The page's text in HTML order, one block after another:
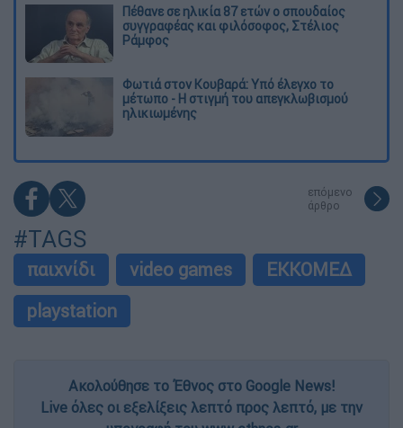
Πέθανε σε ηλικία 87 ετών ο σπουδαίος
συγγραφέας και φιλόσοφος, Στέλιος
Ράμφος
Φωτιά στον Κουβαρά: Υπό έλεγχο το
μέτωπο - Η στιγμή του απεγκλωβισμού
ηλικιωμένης
επόμενο
άρθρο
#TAGS
παιχνίδι video games
ΕΚΚΟΜΕΔ
playstation
Ακολούθησε το Έθνος στο Google News!
Live όλες οι εξελίξεις λεπτό προς λεπτό, με την